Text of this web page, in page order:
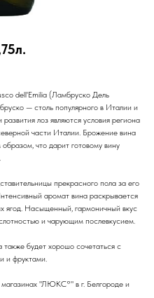
dell'Emilia (Ламбруско Дель
— столь популярного в Италии и
лоз являются условия региона
части Италии. Брожение вина
что дарит готовому вину
прекрасного пола за его
аромат вина раскрывается
ягод. Насыщенный, гармоничный вкус
и чарующим послевкусием.
будет хорошо сочетаться с
и фруктами.
"ЛЮКС°" в г. Белгороде и